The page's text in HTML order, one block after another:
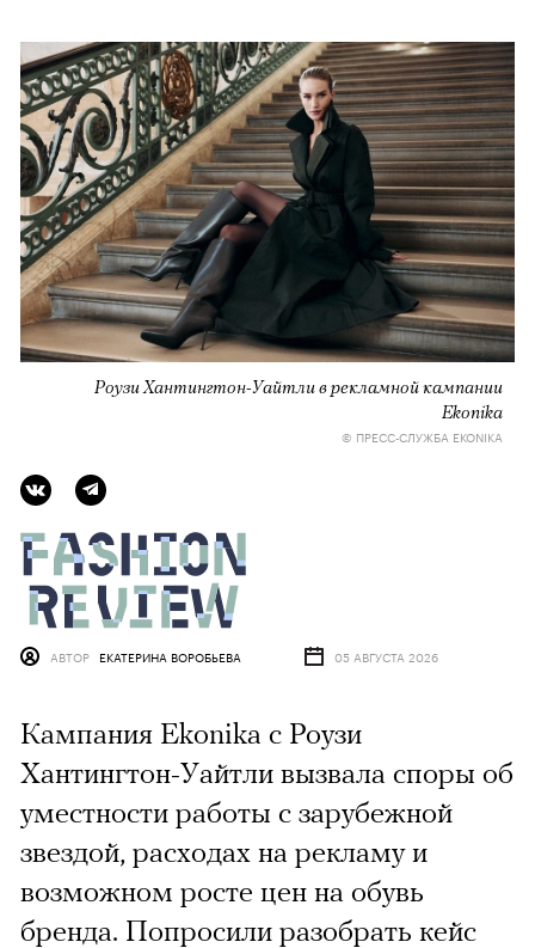
Роузи Хантингтон-Уайтли в рекламной кампании
Ekonika
© ПРЕСС-СЛУЖБА EKONIKA
АВТОР ЕКАТЕРИНА ВОРОБЬЕВА 05 АВГУСТА 2026
Кампания Ekonika с Роузи
Хантингтон-Уайтли вызвала споры об
уместности работы с зарубежной
звездой, расходах на рекламу и
возможном росте цен на обувь
бренда. Попросили разобрать кейс